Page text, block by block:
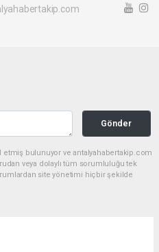
Gönder
etmiş bulunuyor ve antalyahabertakip.com
veya dolaylı tüm sorumluluğu tek
site yönetimi hiçbir şekilde